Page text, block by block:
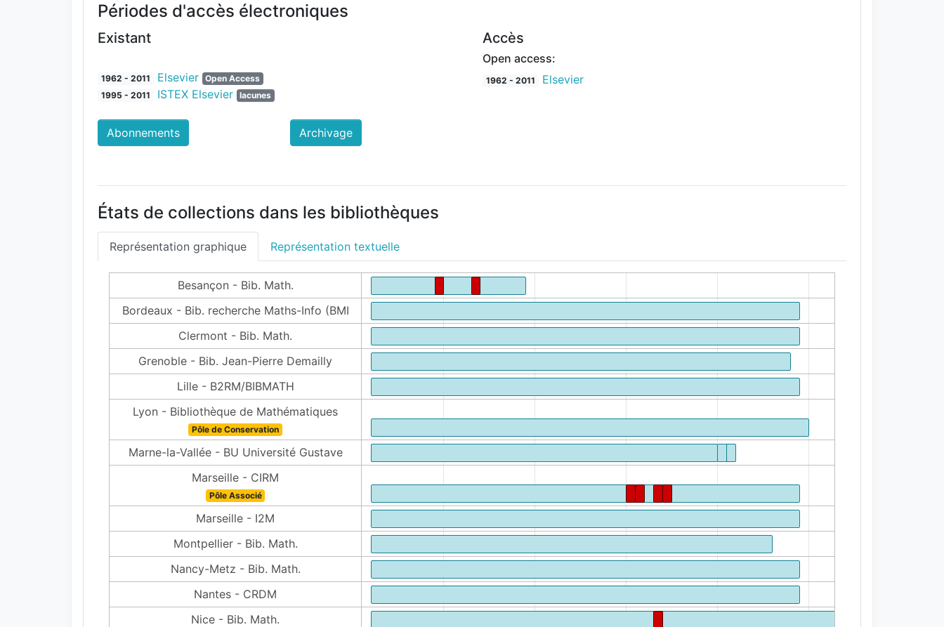
Périodes d'accès électroniques
Existant
1962 - 2011 Elsevier
Open Access
1995 - 2011
ISTEX Elsevier lacunes
Accès
Open access:
1962 - 2011 Elsevier
Abonnements Archivage
États de collections dans les bibliothèques
Représentation graphique Représentation textuelle
Besançon - Bib. Math.
Bordeaux - Bib. recherche Maths-Info (BMI
Clermont - Bib. Math.
Grenoble - Bib. Jean-Pierre Demailly
Lille - B2RM/BIBMATH
Lyon - Bibliothèque de Mathématiques
Pôle de Conservation
Marne-la-Vallée - BU Université Gustave
Marseille - CIRM
Pôle Associé
Marseille - I2M
Montpellier - Bib. Math.
Nancy-Metz - Bib. Math.
Nantes - CRDM
Nice - Bib. Math.